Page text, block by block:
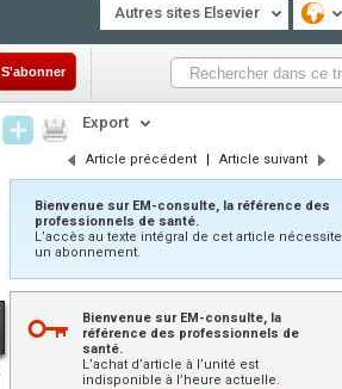
Autres sites Elsevier
S'abonner
Export
Article précédent | Article suivant
Bienvenue sur EM-consulte, la référence des
professionnels de santé.
L’accès au texte intégral de cet article nécessite
un abonnement.
Bienvenue sur EM-consulte, la
référence des professionnels de
santé.
L’achat d’article à l’unité est
indisponible à l’heure actuelle.